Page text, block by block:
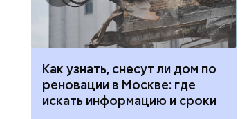
Как узнать, снесут ли дом по
реновации в Москве: где
искать информацию и сроки